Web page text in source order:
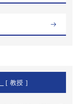
[ 教授 ]